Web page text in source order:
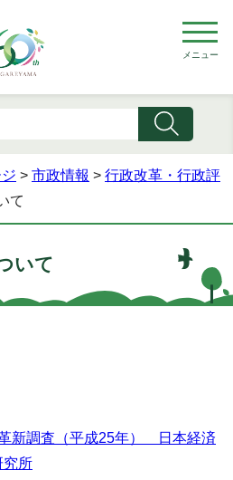
メニュー
> 市政情報 > 行政改革・行政評
て
いて
新調査（平成25年） 日本経済
所